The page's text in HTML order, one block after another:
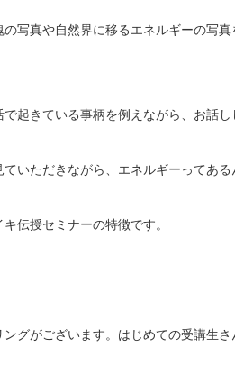
写真や自然界に移るエネルギーの写
起きている事柄を例えながら、お話
いただきながら、エネルギーってある
伝授セミナーの特徴です。
グがございます。はじめての受講生